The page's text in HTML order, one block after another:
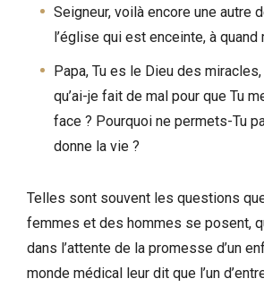
Seigneur, voilà encore une autre
l’église qui est enceinte, à quand
Papa, Tu es le Dieu des
qu’ai-je fait de mal pour que Tu
face ? Pourquoi ne permets-Tu
donne la vie ?
Telles sont souvent les questions
femmes et des hommes se posent,
dans l’attente de la promesse d’un
monde médical leur dit que l’un